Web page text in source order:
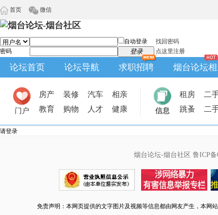
首页 微信
自动登录
找回密码
密码
登录 点这里注册
论坛首页 论坛导航 求职招聘 烟台论坛
门户
房产 装修 汽车
相亲
教育
购物 人才 健康 信息
租房
二
跳蚤
二
请登录
烟台论坛-烟台社区 鲁ICP备
免责声明：本网页提供的文字图片及视频等信息都由网友产生，本网